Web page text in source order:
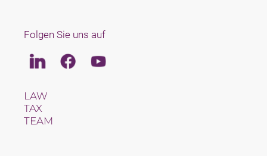
Folgen Sie uns auf
LinkedinFacebookYoutube
LAW
TAX
TEAM